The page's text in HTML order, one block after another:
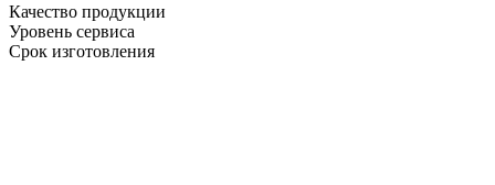
Качество продукции
Уровень сервиса
Срок изготовления